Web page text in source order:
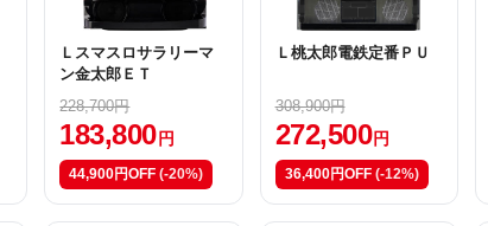
Ｌスマスロサラリーマ
ン金太郎ＥＴ
228,700円
183,800 円
44,900円OFF (-20%)
Ｌ桃太郎電鉄定番ＰＵ
308,900円
272,500 円
36,400円OFF (-12%)